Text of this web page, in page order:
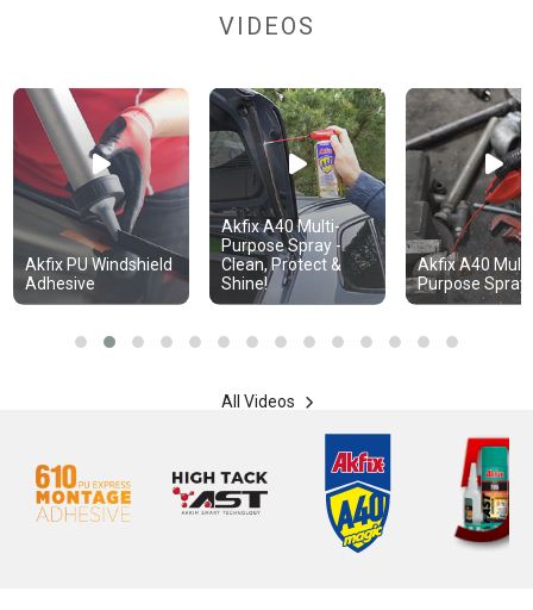
VIDEOS
Akfix PU Windshield
Adhesive
Akfix A40 Multi-
Purpose Spray -
Clean, Protect &
Shine!
Akfix A40
Purpose Spray
All Videos